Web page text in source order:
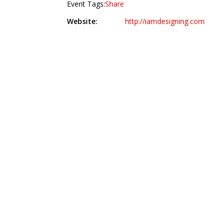
Event Tags:Share
Website:
http://iamdesigning.com